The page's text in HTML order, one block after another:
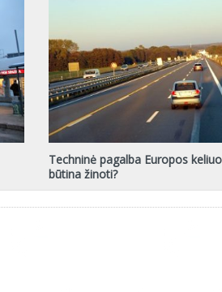
Techninė pagalba Europos
būtina žinoti?